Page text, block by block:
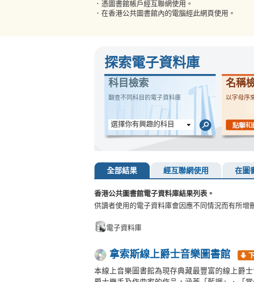
．憑圖書館帳戶經互聯網使用。
．在香港公共圖書館內的電腦經此網頁使用。
探索電子資料庫
科目檢索
翻查不同科目的電子資料庫
選擇你有興趣的科目
名稱
以字母序
全部結果 經互聯網使用 在圖
香港公共圖書館電子資料庫結果列表。
供讀者使用的電子資料庫會因應不同情況而有所增
電子資料庫
拿索斯線上爵士音樂圖書館
本線上音樂圖書館為現存典藏最豐富的線上爵